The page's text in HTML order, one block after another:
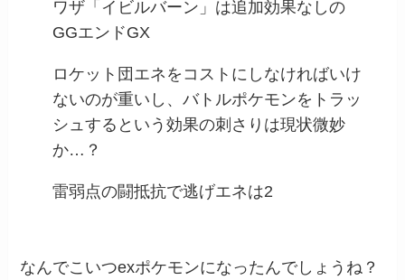
ワザ「イビルバーン」は追加効果なしの
GGエンドGX
ロケット団エネをコストにしなければいけ
ないのが重いし、バトルポケモンをトラッ
シュするという効果の刺さりは現状微妙
か…？
雷弱点の闘抵抗で逃げエネは2
なんでこいつexポケモンになったんでしょうね？